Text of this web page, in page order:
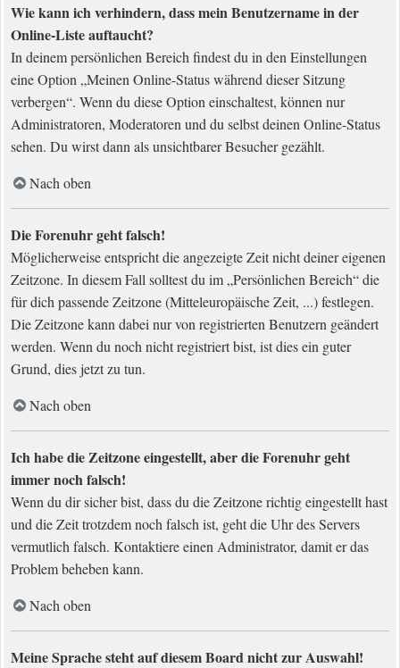
Wie kann ich verhindern, dass mein Benutzername in der
Online-Liste auftaucht?
In deinem persönlichen Bereich findest du in den Einstellungen
eine Option „Meinen Online-Status während dieser Sitzung
verbergen“. Wenn du diese Option einschaltest, können nur
Administratoren, Moderatoren und du selbst deinen Online-Status
sehen. Du wirst dann als unsichtbarer Besucher gezählt.
Nach oben
Die Forenuhr geht falsch!
Möglicherweise entspricht die angezeigte Zeit nicht deiner eigenen
Zeitzone. In diesem Fall solltest du im „Persönlichen Bereich“ die
für dich passende Zeitzone (Mitteleuropäische Zeit, ...) festlegen.
Die Zeitzone kann dabei nur von registrierten Benutzern geändert
werden. Wenn du noch nicht registriert bist, ist dies ein guter
Grund, dies jetzt zu tun.
Nach oben
Ich habe die Zeitzone eingestellt, aber die Forenuhr geht
immer noch falsch!
Wenn du dir sicher bist, dass du die Zeitzone richtig eingestellt hast
und die Zeit trotzdem noch falsch ist, geht die Uhr des Servers
vermutlich falsch. Kontaktiere einen Administrator, damit er das
Problem beheben kann.
Nach oben
Meine Sprache steht auf diesem Board nicht zur Auswahl!